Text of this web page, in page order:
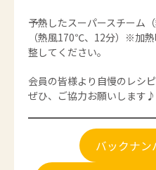
予熱したスーパースチーム
（熱風170℃、12分）※加
整してください。
会員の皆様より自慢のレシ
ぜひ、ご協力お願いします♪
バックナン